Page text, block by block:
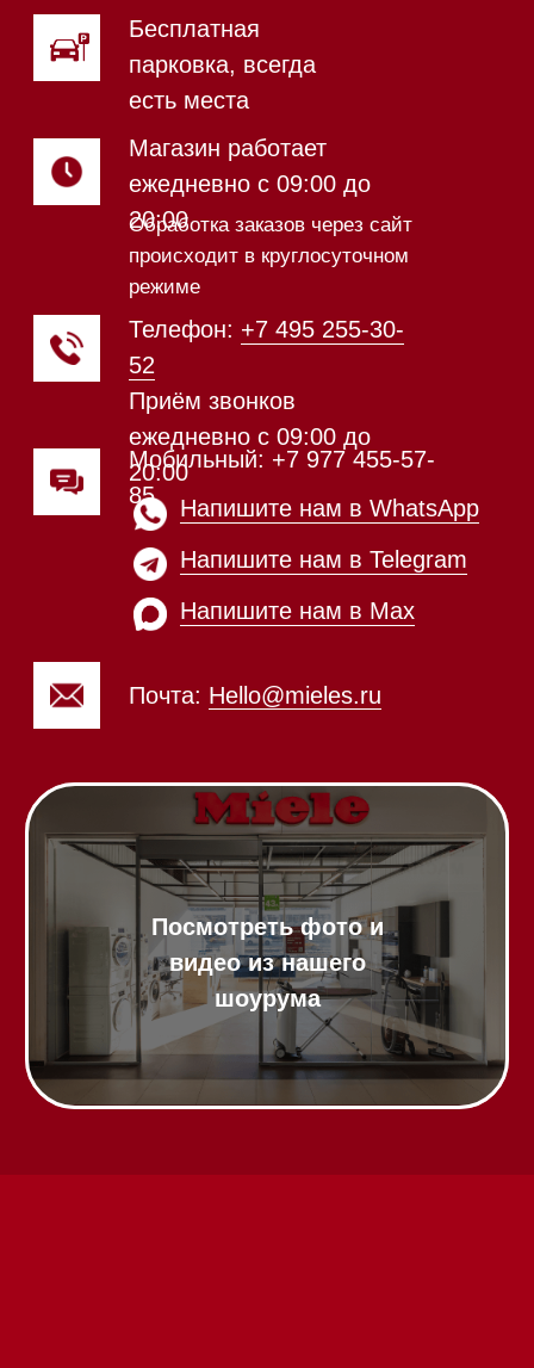
Почта:
Посмотреть фото и
видео из нашего
шоурума
Напишите нам в WhatsApp
Напишите нам в Telegram
Магазин расположен по
адресу: Новорижское шоссе,
17-й километр, 2
Обработка заказов через сайт
режиме
Магазин работает
ежедневно с 09:00 до
20:00
Мобильный: +7 977 455-57-
Телефон: +7 812 245-33-
Приём звонков
ежедневно с 09:00 до
20:00
Магазин в Санкт-Петербурге